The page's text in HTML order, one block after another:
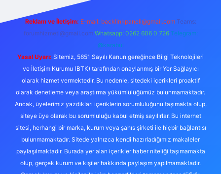
Reklam ve İletişim: E-mail: backlinkpaneli@gmail.com Teams:
forumhizmeti@gmail.com Whatsapp: 0262 606 0 726 Telegram:
@karabul
Yasal Uyarı: Sitemiz, 5651 Sayılı Kanun gereğince Bilgi Teknolojileri
ve İletişim Kurumu (BTK) tarafından onaylanmış bir Yer Sağlayıcı
olarak hizmet vermektedir. Bu nedenle, sitedeki içerikleri proaktif
olarak denetleme veya araştırma yükümlülüğümüz bulunmamaktadır.
Ancak, üyelerimiz yazdıkları içeriklerin sorumluluğunu taşımakta olup,
siteye üye olarak bu sorumluluğu kabul etmiş sayılırlar. Bu internet
sitesi, herhangi bir marka, kurum veya şahıs şirketi ile hiçbir bağlantısı
bulunmamaktadır. Sitede yalnızca kendi hazırladığımız makaleler
paylaşılmaktadır. Burada yer alan içerikler haber niteliği taşımamakta
olup, gerçek kurum ve kişiler hakkında paylaşım yapılmamaktadır.